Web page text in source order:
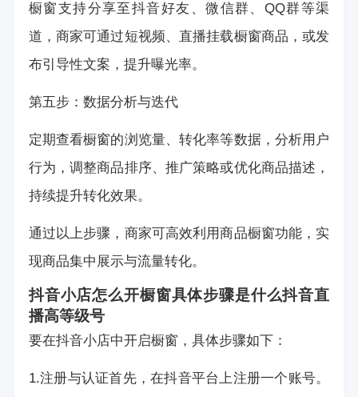
橱窗支持分享至抖音好友、微信群、QQ群等渠
道，商家可通过短视频、直播挂载橱窗商品，或发
布引导性文案，提升曝光率。
第五步：数据分析与迭代
定期查看橱窗的浏览量、转化率等数据，分析用户
行为，调整商品排序、推广策略或优化商品描述，
持续提升转化效果。
通过以上步骤，商家可高效利用商品橱窗功能，实
现商品集中展示与流量转化。
抖音小店怎么开橱窗具体步骤是什么抖音直
播高等级号
要在抖音小店中开启橱窗，具体步骤如下：
1.注册与认证首先，在抖音平台上注册一个账号。